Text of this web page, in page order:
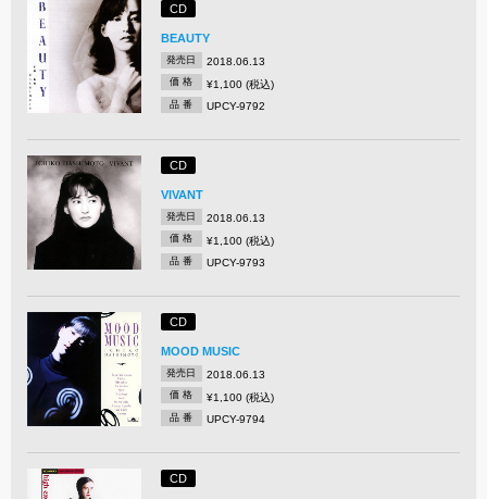
CD
BEAUTY
発売日 2018.06.13
価 格 ¥1,100 (税込)
品 番 UPCY-9792
CD
VIVANT
発売日 2018.06.13
価 格 ¥1,100 (税込)
品 番 UPCY-9793
CD
MOOD MUSIC
発売日 2018.06.13
価 格 ¥1,100 (税込)
品 番 UPCY-9794
CD